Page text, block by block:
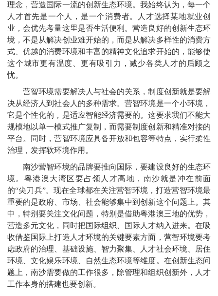
理念，营造国际一流的创新生态环境。我始终认为，每一个
人才首先是一个人，是一个消费者。人才选择某地就业创
业，会优先考量这里是否生活便利。营造良好的创新生态环
境，不是从解决创业难开始的，而是从解决多样性的消费方
式、优越的消费环境和丰富的精神文化追求开始的，能够使
这个城市更有温度、更有吸引力，减少各类人才的后顾之
忧。
营智环境需要解决人与社会的关系，制度创新就是要解
决从经济人到社会人的多种需求。营智环境是一个小环境，
它是个性化的，是适应智能经济需要的。这要求我们不能大
规模地以单一模式推广复制，而需要制度创新和精准对接的
平台。同时，营智环境应具备开放和包容等特点，实行柔性
治理，发挥软环境作用。
南沙营智环境的品牌要推向国际，要建设良好的生态环
境。粤港澳大湾区要占领人才高地，南沙就是冲在前面
的“尖刀兵”。现在全球都在关注营智环境，打造营智环境最
重要的是政府、市场、社会能够集中到创新这个问题上。其
中，特别要关注文化问题，特别是借助粤港澳三地的优势，
营造多元文化，同时把国际组织、国际人才纳入进来。在吸
收借鉴国际上打造人才环境的关键要素方面，营智环境要考
虑政府的治理、基础设施、智力聚集、人才社会环境、居住
环境、文化娱乐环境、自然生态环境等维度。在创新生态问
题上，南沙需要做的工作很多，除管理和组织创新外，人才
工作本身的搭建也要创新。